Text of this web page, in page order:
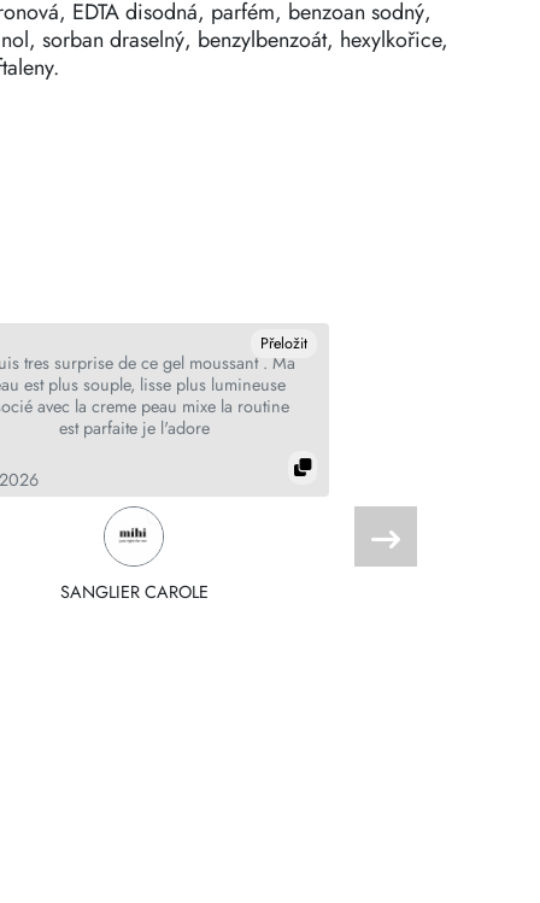
EDTA disodná, parfém, benzoan sodný,
sorban draselný, benzylbenzoát, hexylkořice,
Přeložit
tres surprise de ce gel moussant . Ma
est plus souple, lisse plus lumineuse
avec la creme peau mixe la routine
est parfaite je l'adore
SANGLIER CAROLE